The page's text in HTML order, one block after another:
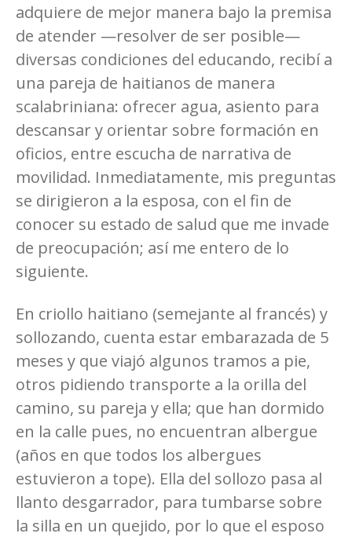
adquiere de mejor manera bajo la premisa
de atender —resolver de ser posible—
diversas condiciones del educando, recibí a
una pareja de haitianos de manera
scalabriniana: ofrecer agua, asiento para
descansar y orientar sobre formación en
oficios, entre escucha de narrativa de
movilidad. Inmediatamente, mis preguntas
se dirigieron a la esposa, con el fin de
conocer su estado de salud que me invade
de preocupación; así me entero de lo
siguiente.
En criollo haitiano (semejante al francés) y
sollozando, cuenta estar embarazada de 5
meses y que viajó algunos tramos a pie,
otros pidiendo transporte a la orilla del
camino, su pareja y ella; que han dormido
en la calle pues, no encuentran albergue
(años en que todos los albergues
estuvieron a tope). Ella del sollozo pasa al
llanto desgarrador, para tumbarse sobre
la silla en un quejido, por lo que el esposo